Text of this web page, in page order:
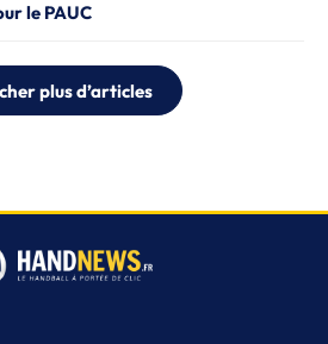
le PAUC
plus d’articles